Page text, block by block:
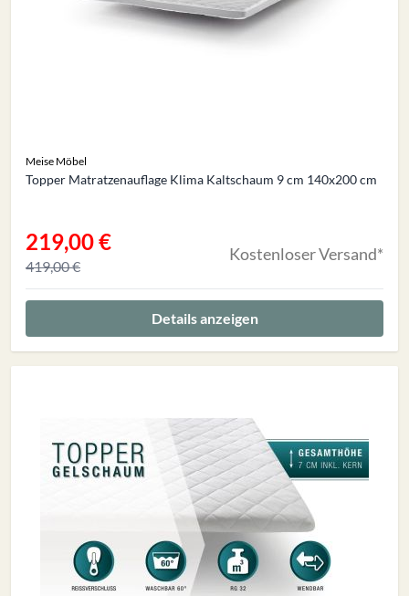
Meise Möbel
Topper Matratzenauflage Klima Kaltschaum 9 cm 140x200 cm
Sonderangebot
219,00 €
419,00 €
Kostenloser Versand*
Details anzeigen